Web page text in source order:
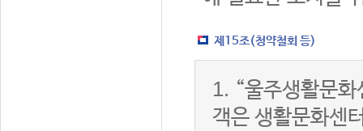
제15조(청약철회 등)
1. “울주생활문
객은 생활문화센